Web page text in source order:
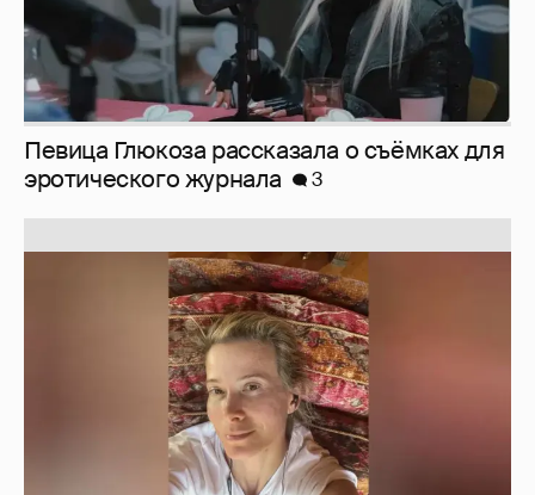
Певица Глюкоза рассказала о съёмках для
эротического журнала
3